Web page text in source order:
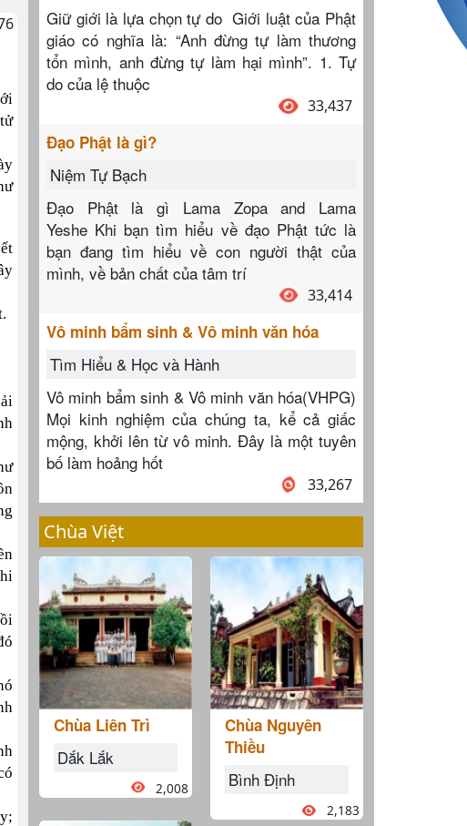
Giữ giới là lựa chọn tự do Giới luật của Phật
giáo có nghĩa là: “Anh đừng tự làm thương
tổn mình, anh đừng tự làm hại mình”. 1. Tự
do của lệ thuộc
33,437
Đạo Phật là gì?
Niệm Tự Bạch
Đạo Phật là gì Lama Zopa and Lama
Yeshe Khi bạn tìm hiểu về đạo Phật tức là
bạn đang tìm hiểu về con người thật của
mình, về bản chất của tâm trí
33,414
Vô minh bẩm sinh & Vô minh văn hóa
Tìm Hiểu & Học và Hành
Vô minh bẩm sinh & Vô minh văn hóa(VHPG)
Mọi kinh nghiệm của chúng ta, kể cả giấc
mộng, khởi lên từ vô minh. Đây là một tuyên
bố làm hoảng hốt
33,267
Chùa Việt
Chùa Liên Trì
Dắk Lắk
2,008
Chùa Nguyên
Thiều
Bình Định
2,183